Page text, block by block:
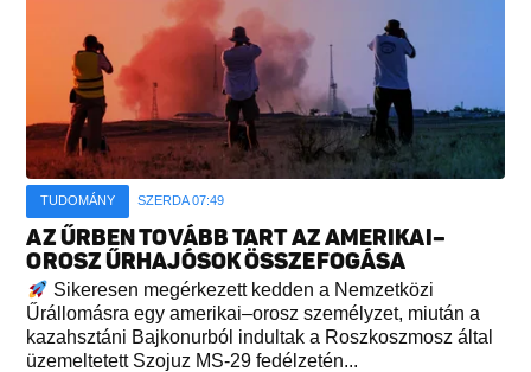
TUDOMÁNY SZERDA 07:49
AZ ŰRBEN TOVÁBB TART AZ AMERIKAI–
OROSZ ŰRHAJÓSOK ÖSSZEFOGÁSA
Sikeresen megérkezett kedden a Nemzetközi
Űrállomásra egy amerikai–orosz személyzet, miután a
kazahsztáni Bajkonurból indultak a Roszkoszmosz által
üzemeltetett Szojuz MS-29 fedélzetén...